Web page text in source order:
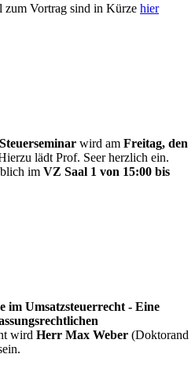
zum Vortrag sind in Kürze hier
wird am Freitag, den
lädt Prof. Seer herzlich ein.
im VZ Saal 1 von 15:00 bis
im Umsatzsteuerrecht - Eine
wird Herr Max Weber (Doktorand